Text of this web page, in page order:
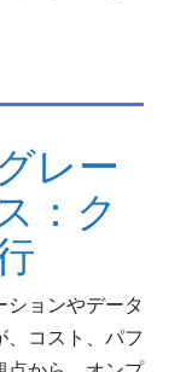
レー
：ク
ションやデータ
、コスト、パフ